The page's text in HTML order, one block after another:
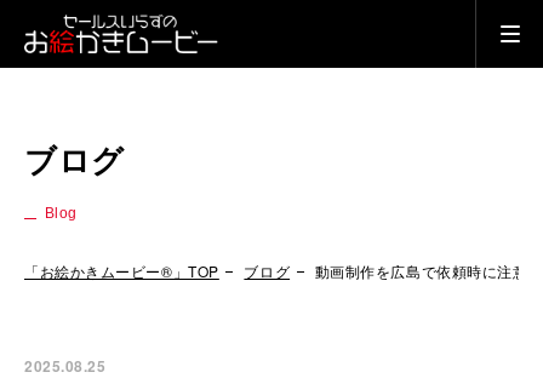
ブログ
Blog
「お絵かきムービー®」TOP ブログ 動画制作を広島で依頼時に注意
2025.08.25